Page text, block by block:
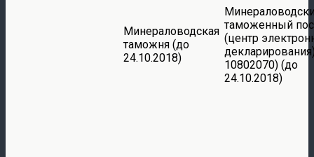
Минераловодская
таможня (до
24.10.2018)
таможенный
(центр
10802070) (до
24.10.2018)